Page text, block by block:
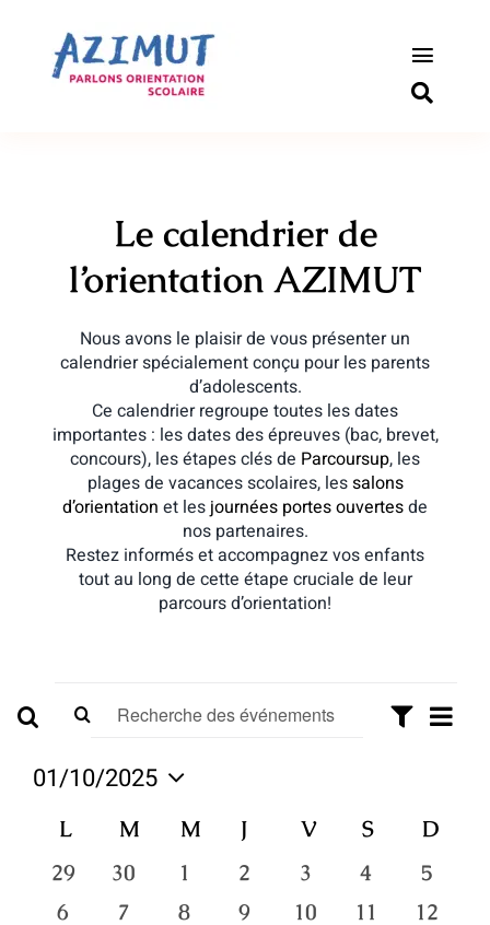
contenu
Toggle
Newsletter
Le calendrier de
l’orientation AZIMUT
Nous avons le plaisir de vous présenter un
calendrier spécialement conçu pour les parents
d’adolescents.
Ce calendrier regroupe toutes les dates
importantes : les dates des épreuves (bac, brevet,
concours), les étapes clés de Parcoursup, les
plages de vacances scolaires, lessalons
d’orientation et les journées portes ouvertesde
nos partenaires.
Restez informés et accompagnez vos enfants
tout au long de cette étape cruciale de leur
parcours d’orientation!
Évènements
Recherche
navigation
vues
Évènements
Recherche
Saisir
clé.
Rechercher
Évènements
mot-
Mois
01/10/2025
Sélectionnez
une
date.
Calendrier
de
Évènements
LLUNDI
M MARDI
M MERCREDI
J JEUDIVVENDREDI
SSAMEDI
D
0
évènements
29
0
évènements
30
0
évènements
1
0
évènements
2
0
évènements
3
0
évènements
4
0
5
0
6
0
7
0
8
0
9
0
10
0
11
0
12